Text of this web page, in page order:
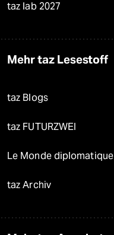
taz lab 2027
Mehr taz Lesestoff
taz Blogs
taz FUTURZWEI
Le Monde diplomatique
taz Archiv